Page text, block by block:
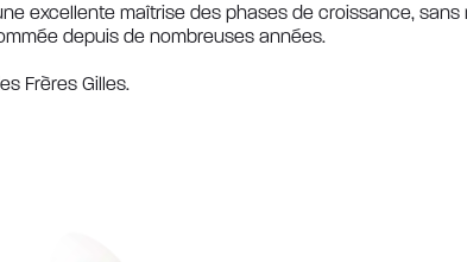
excellente maîtrise des phases de croissance,
depuis de nombreuses années.
Frères Gilles.